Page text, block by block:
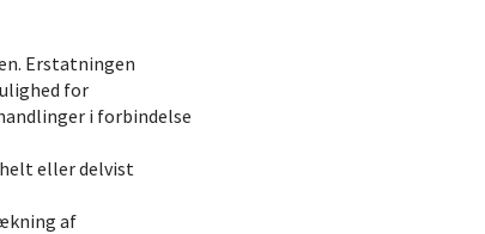
Erstatningen
for
i forbindelse
eller delvist
af